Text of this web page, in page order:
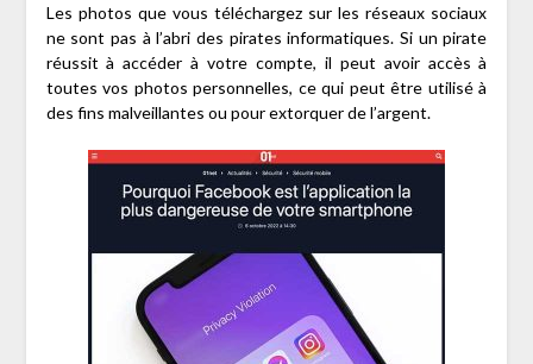
Les photos que vous téléchargez sur les réseaux sociaux
ne sont pas à l’abri des pirates informatiques. Si un pirate
réussit à accéder à votre compte, il peut avoir accès à
toutes vos photos personnelles, ce qui peut être utilisé à
des fins malveillantes ou pour extorquer de l’argent.